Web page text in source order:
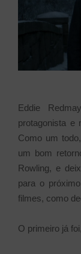
Eddie
protagonista e
Como um
um bom
Rowling, e
para o
filmes, como
O primeiro já